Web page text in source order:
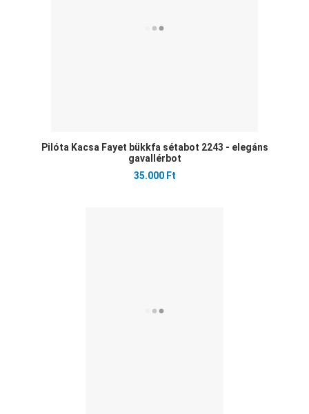
Pilóta Kacsa Fayet bükkfa sétabot 2243 - elegáns
gavallérbot
35.000 Ft